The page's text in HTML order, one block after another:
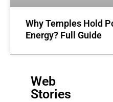
Why Temples Hold
Energy? Full Guide
Web
Stories